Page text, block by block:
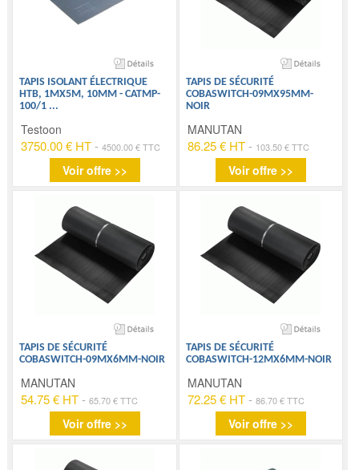
TAPIS ISOLANT ÉLECTRIQUE
HTB, 1MX5M, 10MM - CATMP-
100/1 ...
Testoon
3750.00 € HT -4500.00 € TTC
Voir offre >>
TAPIS DE SÉCURITÉ
COBASWITCH-09MX95MM-
NOIR
MANUTAN
86.25 € HT- 103.50 € TTC
Voir offre >>
TAPIS DE SÉCURITÉ
COBASWITCH-09MX6MM-NOIR
MANUTAN
54.75 € HT -65.70 € TTC
Voir offre >>
TAPIS DE SÉCURITÉ
COBASWITCH-12MX6MM-NOIR
MANUTAN
72.25 € HT- 86.70 € TTC
Voir offre >>